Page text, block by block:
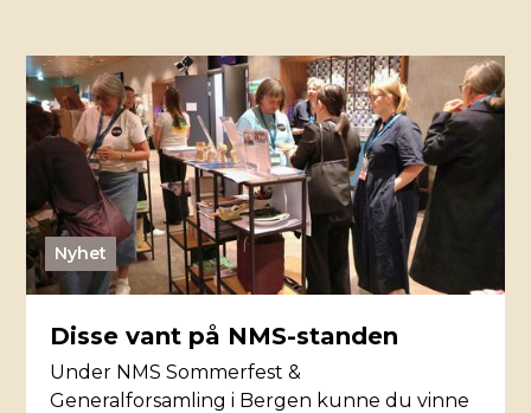
Nyhet
Disse vant på NMS-standen
Under NMS Sommerfest &
Generalforsamling i Bergen kunne du vinne